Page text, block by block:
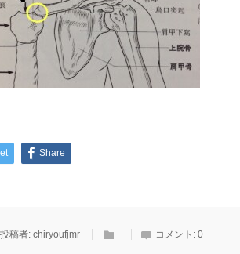
Share
投稿者: chiryoufjmr コメント: 0